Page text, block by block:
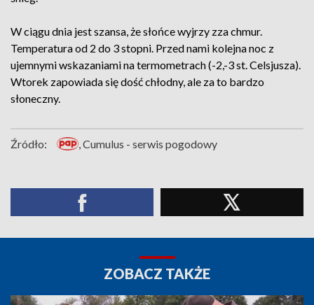
W ciągu dnia jest szansa, że słońce wyjrzy zza chmur.
Temperatura od 2 do 3 stopni. Przed nami kolejna noc z
ujemnymi wskazaniami na termometrach (-2,-3 st. Celsjusza).
Wtorek zapowiada się dość chłodny, ale za to bardzo
słoneczny.
Źródło: , Cumulus - serwis pogodowy
ZOBACZ TAKŻE